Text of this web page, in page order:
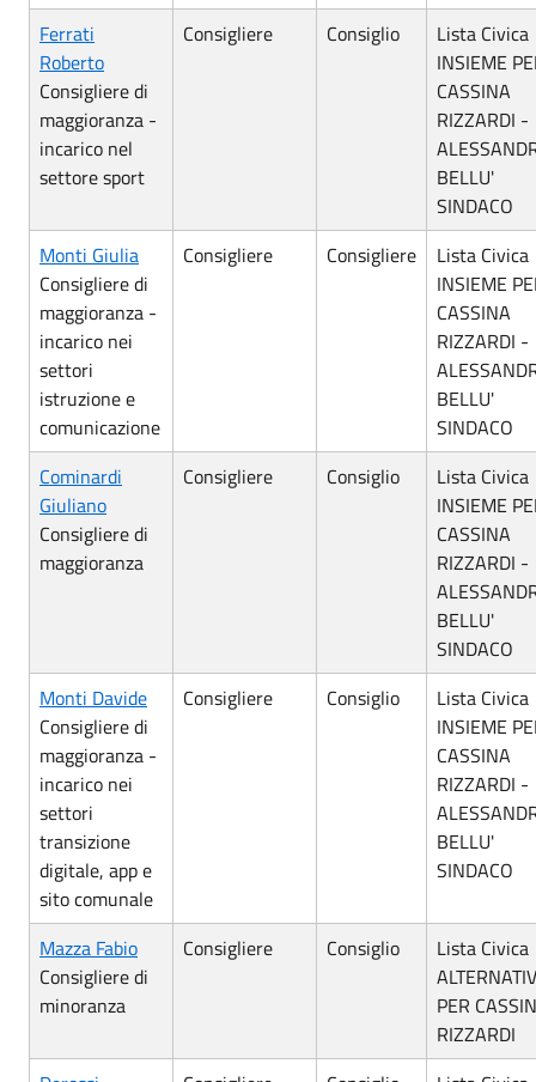
Ferrati
Roberto
Consigliere di
maggioranza -
incarico nel
settore sport
Consigliere Consiglio
Lista Civica
INSIEME
CASSINA
RIZZARDI -
BELLU'
SINDACO
Monti Giulia
Consigliere di
maggioranza -
incarico nei
settori
istruzione e
comunicazione
Consigliere Consigliere
Lista Civica
INSIEME
CASSINA
RIZZARDI -
BELLU'
SINDACO
Cominardi
Giuliano
Consigliere di
maggioranza
Consigliere Consiglio
Lista Civica
INSIEME
CASSINA
RIZZARDI -
BELLU'
SINDACO
Monti Davide
Consigliere di
maggioranza -
incarico nei
settori
transizione
digitale, app e
sito comunale
Consigliere Consiglio
Lista Civica
INSIEME
CASSINA
RIZZARDI -
BELLU'
SINDACO
Mazza Fabio
Consigliere di
minoranza
Consigliere Consiglio
Lista Civica
PER
RIZZARDI